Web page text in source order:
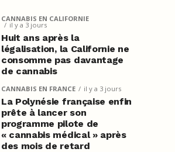
CANNABIS EN CALIFORNIE
il y a 3 jours
Huit ans après la
légalisation, la Californie ne
consomme pas davantage
de cannabis
CANNABIS EN FRANCE il y a 3 jours
La Polynésie française enfin
prête à lancer son
programme pilote de
« cannabis médical » après
des mois de retard